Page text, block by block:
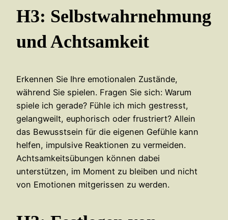
H3: Selbstwahrnehmung
und Achtsamkeit
Erkennen Sie Ihre emotionalen Zustände,
während Sie spielen. Fragen Sie sich: Warum
spiele ich gerade? Fühle ich mich gestresst,
gelangweilt, euphorisch oder frustriert? Allein
das Bewusstsein für die eigenen Gefühle kann
helfen, impulsive Reaktionen zu vermeiden.
Achtsamkeitsübungen können dabei
unterstützen, im Moment zu bleiben und nicht
von Emotionen mitgerissen zu werden.